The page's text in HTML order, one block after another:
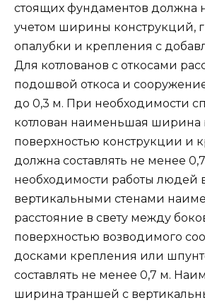
стоящих фундаментов должна
учетом ширины конструкций,
опалубки и крепления с
Для котлованов с откосами
подошвой откоса и
до 0,3 м. При необходимости
котлован наименьшая ширина
поверхностью конструкции и
должна составлять не менее
необходимости работы людей
вертикальными стенами
расстояние в свету между
поверхностью возводимого
досками крепления или
составлять не менее 0,7 м.
ширина траншей с